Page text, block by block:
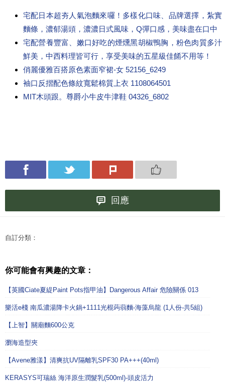
宅配日本超夯人氣泡麵來囉！多樣化口味、品牌選擇，紮實
麵條，濃郁湯頭，濃濃日式風味，Q彈口感，美味盡在口中
宅配營養豐富、嫩口好吃的煙燻黑胡椒鴨胸，粉色肉質多汁
鮮美，中西料理皆可行，享受美味的五星級佳餚不用等！
俏麗優雅百搭原色素面窄裙-女 52156_6249
袖口反摺配色條紋寬鬆棉質上衣 1108064501
MIT木頭跟。尊爵小牛皮牛津鞋 04326_6802
回應
自訂分類：
你可能會有興趣的文章：
【英國Ciate夏緹Paint Pots指甲油】Dangerous Affair 危險關係 013
樂活e棧 南瓜濃湯降卡火鍋+1111光棍蒟蒻麵-海藻烏龍 (1人份-共5組)
【上智】關廟麵600公克
瀏海造型夾
【Avene雅漾】清爽抗UV隔離乳SPF30 PA+++(40ml)
KERASYS可瑞絲 海洋原生潤髮乳(500ml)-頭皮活力